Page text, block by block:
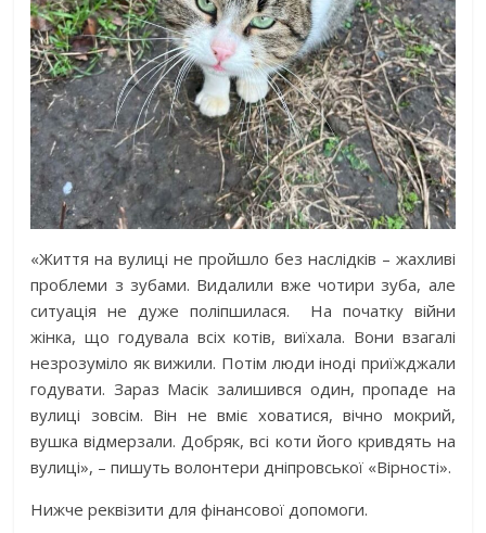
«Життя на вулиці не пройшло без наслідків – жахливі
проблеми з зубами. Видалили вже чотири зуба, але
ситуація не дуже поліпшилася. На початку війни
жінка, що годувала всіх котів, виїхала. Вони взагалі
незрозуміло як вижили. Потім люди іноді приїжджали
годувати. Зараз Масік залишився один, пропаде на
вулиці зовсім. Він не вміє ховатися, вічно мокрий,
вушка відмерзали. Добряк, всі коти його кривдять на
вулиці», – пишуть волонтери дніпровської «Вірності».
Нижче реквізити для фінансової допомоги.